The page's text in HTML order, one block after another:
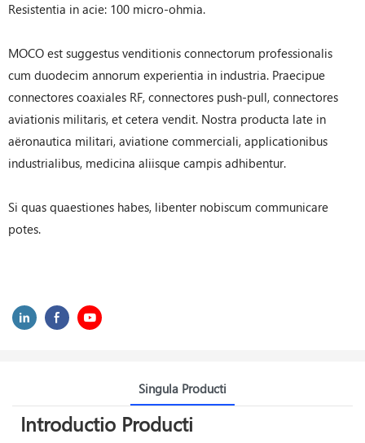
Resistentia in acie: 100 micro-ohmia.
MOCO est suggestus venditionis connectorum professionalis
cum duodecim annorum experientia in industria. Praecipue
connectores coaxiales RF, connectores push-pull, connectores
aviationis militaris, et cetera vendit. Nostra producta late in
aëronautica militari, aviatione commerciali, applicationibus
industrialibus, medicina aliisque campis adhibentur.
Si quas quaestiones habes, libenter nobiscum communicare
potes.
Singula Producti
Introductio Producti